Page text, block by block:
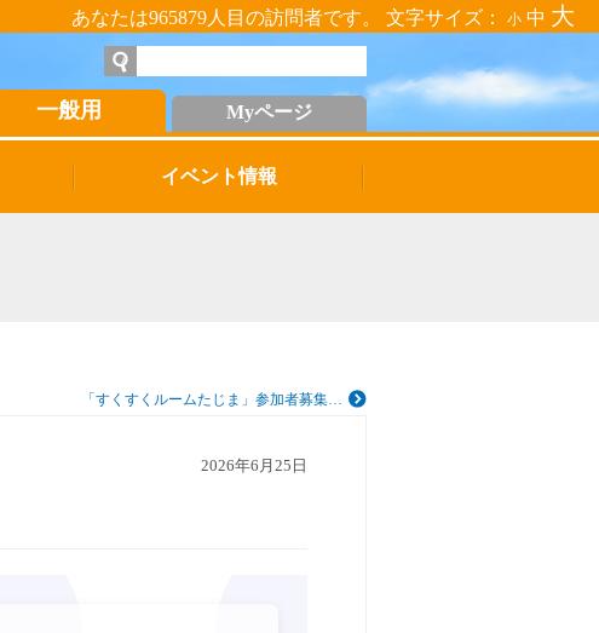
あなたは965879人目の訪問者です。 文字サイズ： 小 中 大
一般用 Myページ
イベント情報
「すくすくルームたじま」参加者募集…
2026年6月25日